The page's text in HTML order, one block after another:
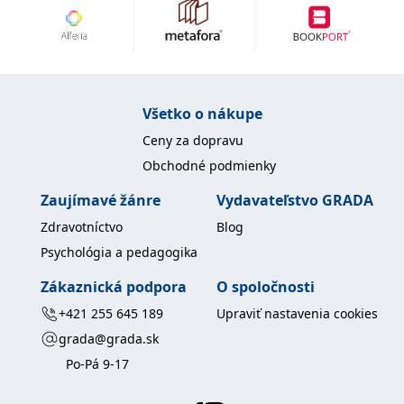
Všetko o nákupe
Ceny za dopravu
Obchodné podmienky
Zaujímavé žánre
Zdravotníctvo
Psychológia a pedagogika
Vydavateľstvo GRADA
Blog
Zákaznická podpora
+421 255 645 189
grada@grada.sk
Po-Pá 9-17
O spoločnosti
Upraviť nastavenia cookies
2 měsíce
Tento soubor cookie
poskytuje jednoznačně
přiřazené strojově
hlášení třetí straně.